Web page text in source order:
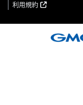
利用規約